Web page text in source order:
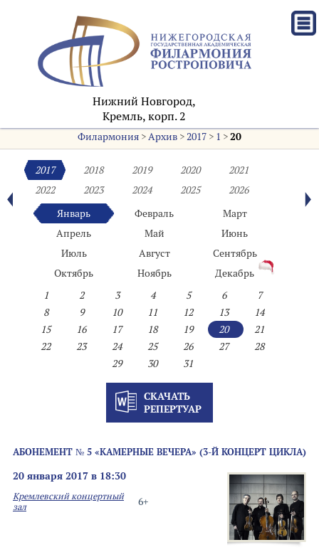
Нижний Новгород,
Кремль, корп. 2
Филармония>Архив>2017> 1 >20
2017 2018 2019 2020
2021
2022
2023 2024 2025
2026
Январь
Февраль
Март
Апрель
Май
Июнь
Июль
Август
Сентябрь
Октябрь
Ноябрь
Декабрь
1
2 3 4 5 6
7
8
9 10 11 12 13
14
15
16 17 18 19 20
21
22
23 24 25 26 27
28
29
30 31
СКАЧАТЬ
РЕПЕРТУАР
АБОНЕМЕНТ № 5 «КАМЕРНЫЕ ВЕЧЕРА» (3-Й КОНЦЕРТ ЦИКЛА)
20 января 2017 в 18:30
6+
Кремлевский концертный
зал